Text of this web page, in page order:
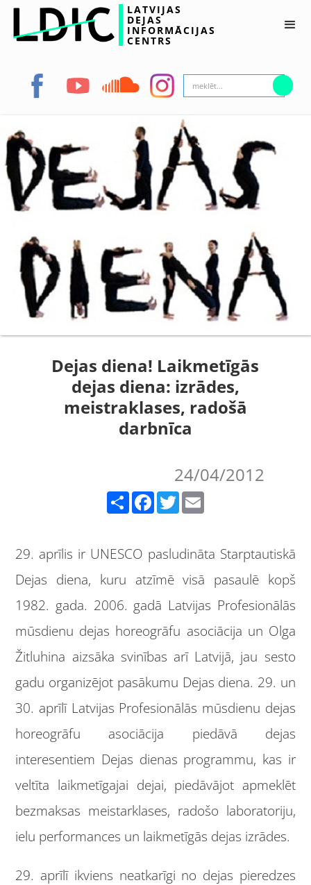
LATVIJAS
DEJAS
INFORMĀCIJAS
CENTRS
Dejas diena! Laikmetīgās
dejas diena: izrādes,
meistraklases, radošā
darbnīca
24/04/2012
Facebook Twitter
29. aprīlis ir UNESCO pasludināta Starptautiskā
Dejas diena, kuru atzīmē visā pasaulē kopš
1982. gada. 2006. gadā Latvijas Profesionālās
mūsdienu dejas horeogrāfu asociācija un Olga
Žitluhina aizsāka svinības arī Latvijā, jau sesto
gadu organizējot pasākumu Dejas diena. 29. un
30. aprīlī Latvijas Profesionālās mūsdienu dejas
horeogrāfu asociācija piedāvā dejas
interesentiem Dejas dienas programmu, kas ir
veltīta laikmetīgajai dejai, piedāvājot apmeklēt
bezmaksas meistarklases, radošo laboratoriju,
ielu performances un laikmetīgās dejas izrādes.
29. aprīlī ikviens neatkarīgi no dejas pieredzes